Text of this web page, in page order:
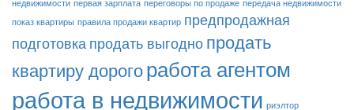
недвижимости первая зарплата переговоры по продаже передача недвижимости
показ квартиры правила продажи квартир предпродажная
подготовка продать выгодно продать
квартиру дорогоработа агентом
работа в недвижимости риэлтор